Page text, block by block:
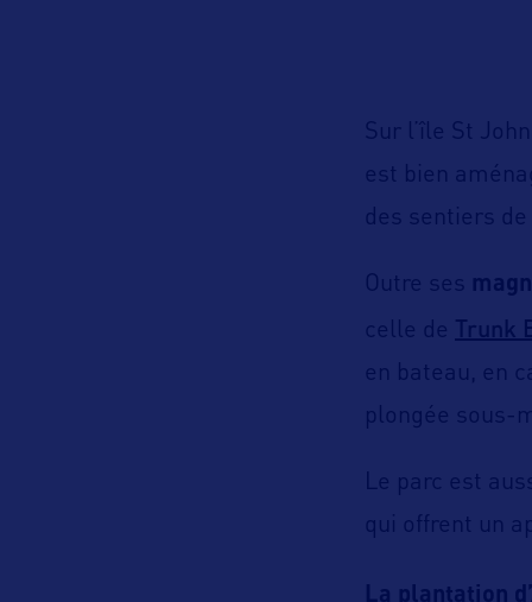
Sur l’île St
est bien
des sentiers
Outre ses
celle de Trunk
en bateau, en
plongée sous-
Le parc est
qui offrent un
La plantation